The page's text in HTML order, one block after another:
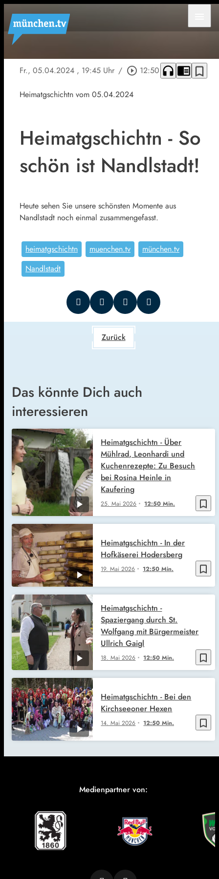
Fr., 05.04.2024 , 19:45 Uhr / play_circle_outline 12:50 headphones chrome_reader_mode bookmark_border
Heimatgschichtn vom 05.04.2024
Heimatgschichtn - So
schön ist Nandlstadt!
Heute sehen Sie unsere schönsten Momente aus
Nandlstadt noch einmal zusammengefasst.
heimatgschichtn muenchen.tv
münchen.tv
Nandlstadt
Zurück
Das könnte Dich auch
interessieren
bookmark_border
25. Mai 2026 12:50 Min.
Heimatgschichtn - Über
Mühlrad, Leonhardi und
Kuchenrezepte: Zu Besuch
bei Rosina Heinle in
Kaufering
bookmark_border
19. Mai 2026 12:50 Min.
Heimatgschichtn - In der
Hofkäserei Hodersberg
bookmark_border
18. Mai 2026 12:50 Min.
Heimatgschichtn -
Spaziergang durch St.
Wolfgang mit Bürgermeister
Ullrich Gaigl
bookmark_border
14. Mai 2026 12:50 Min.
Heimatgschichtn - Bei den
Kirchseeoner Hexen
Medienpartner von: